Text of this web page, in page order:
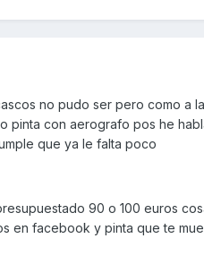
no pudo ser pero como a
pinta con aerografo pos he
que ya le falta poco
90 o 100 euros
en facebook y pinta que te